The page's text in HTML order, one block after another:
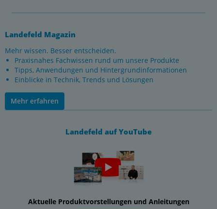
Landefeld Magazin
Mehr wissen. Besser entscheiden.
Praxisnahes Fachwissen rund um unsere Produkte
Tipps, Anwendungen und Hintergrundinformationen
Einblicke in Technik, Trends und Lösungen
Mehr erfahren
Landefeld auf YouTube
Aktuelle Produktvorstellungen und Anleitungen